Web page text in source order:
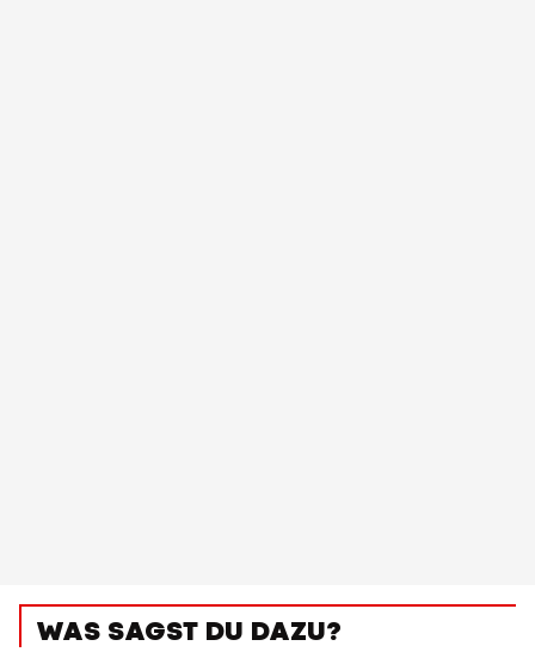
WAS SAGST DU DAZU?